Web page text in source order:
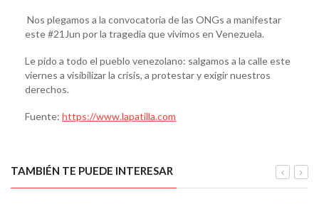
Nos plegamos a la convocatoria de las ONGs a manifestar
este #21Jun por la tragedia que vivimos en Venezuela.
Le pido a todo el pueblo venezolano: salgamos a la calle este
viernes a visibilizar la crisis, a protestar y exigir nuestros
derechos.
Fuente: https://www.lapatilla.com
TAMBIÉN TE PUEDE INTERESAR